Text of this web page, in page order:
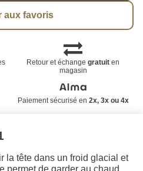
aux favoris
Retour et échangegratuit en
magasin
Paiement sécurisé en 2x, 3x ou 4x
la tête dans un froid glacial et
permet de garder au chaud